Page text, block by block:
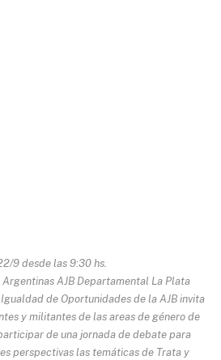
9 desde las 9:30 hs.
AJB Departamental La Plata
de Oportunidades de la AJB invita
y militantes de las areas de género de
de una jornada de debate para
perspectivas las temáticas de Trata y